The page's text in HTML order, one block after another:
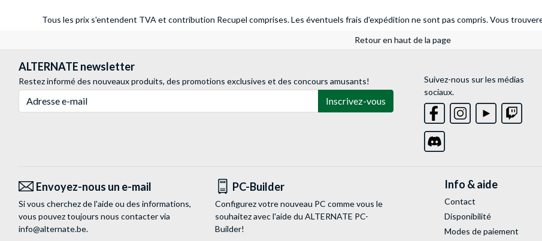
Tous les prix s'entendent TVA et contribution Recupel comprises. Les éventuels frais d'expédition ne sont pas compris.Vous
Retour en haut de la page
ALTERNATE newsletter
Restez informé des nouveaux produits, des promotions exclusives et des concours amusants!
Inscrivez-vous
Suivez-nous sur les médias
sociaux.
Envoyez-nous un e-mail
Si vous cherchez de l'aide ou des informations,
vous pouvez toujours nous contacter via
info@alternate.be.
PC-Builder
Configurez votre nouveau PC comme vous le
souhaitez avec l'aide du ALTERNATE PC-
Builder!
Info & aide
Contact
Disponibilité
Modes de paiement